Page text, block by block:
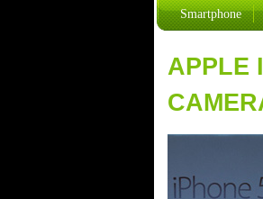
Smartphone
APPLE